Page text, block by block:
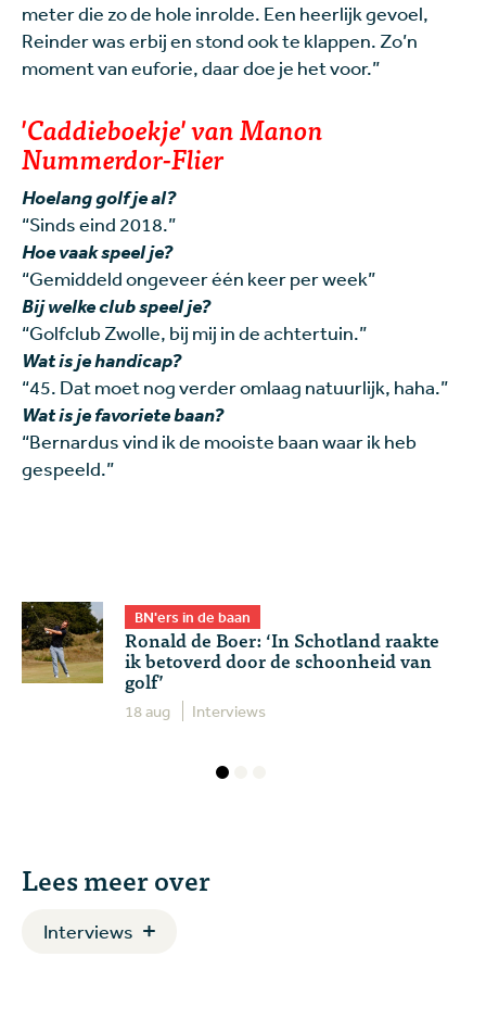
meter die zo de hole inrolde. Een heerlijk gevoel,
Reinder was erbij en stond ook te klappen. Zo’n
moment van euforie, daar doe je het voor.”
'Caddieboekje' van Manon
Nummerdor-Flier
Hoelang golf je al?
“Sinds eind 2018.”
Hoe vaak speel je?
“Gemiddeld ongeveer één keer per week”
Bij welke club speel je?
“Golfclub Zwolle, bij mij in de achtertuin.”
Wat is je handicap?
“45. Dat moet nog verder omlaag natuurlijk, haha.”
Wat is je favoriete baan?
“Bernardus vind ik de mooiste baan waar ik heb
gespeeld.”
BN'ers in de baan
Ronald de Boer: ‘In Schotland raakte
ik betoverd door de schoonheid van
golf’
18 aug Interviews
Lees meer over
Interviews